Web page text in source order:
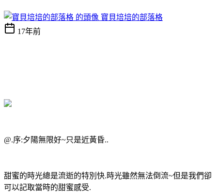
寶貝培培的部落格
17年前
@.序:夕陽無限好~只是近黃昏..
甜蜜的時光總是流逝的特別快.時光雖然無法倒流~但是我們卻
可以記取當時的甜蜜感受.